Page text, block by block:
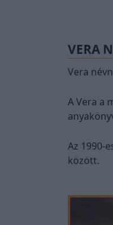
VERA
Vera
A Vera a
Az 1990-
között.